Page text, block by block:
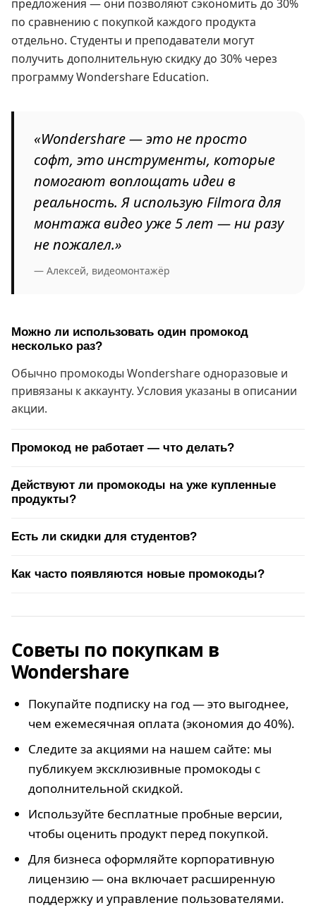
предложения — они позволяют сэкономить до 30%
по сравнению с покупкой каждого продукта
отдельно. Студенты и преподаватели могут
получить дополнительную скидку до 30% через
программу Wondershare Education.
«Wondershare — это не просто
софт, это инструменты, которые
помогают воплощать идеи в
реальность. Я использую Filmora для
монтажа видео уже 5 лет — ни разу
не пожалел.»
— Алексей, видеомонтажёр
Можно ли использовать один промокод
несколько раз?
Обычно промокоды Wondershare одноразовые и
привязаны к аккаунту. Условия указаны в описании
акции.
Промокод не работает — что делать?
Действуют ли промокоды на уже купленные
продукты?
Есть ли скидки для студентов?
Как часто появляются новые промокоды?
Советы по покупкам в
Wondershare
Покупайте подписку на год — это выгоднее,
чем ежемесячная оплата (экономия до 40%).
Следите за акциями на нашем сайте: мы
публикуем эксклюзивные промокоды с
дополнительной скидкой.
Используйте бесплатные пробные версии,
чтобы оценить продукт перед покупкой.
Для бизнеса оформляйте корпоративную
лицензию — она включает расширенную
поддержку и управление пользователями.